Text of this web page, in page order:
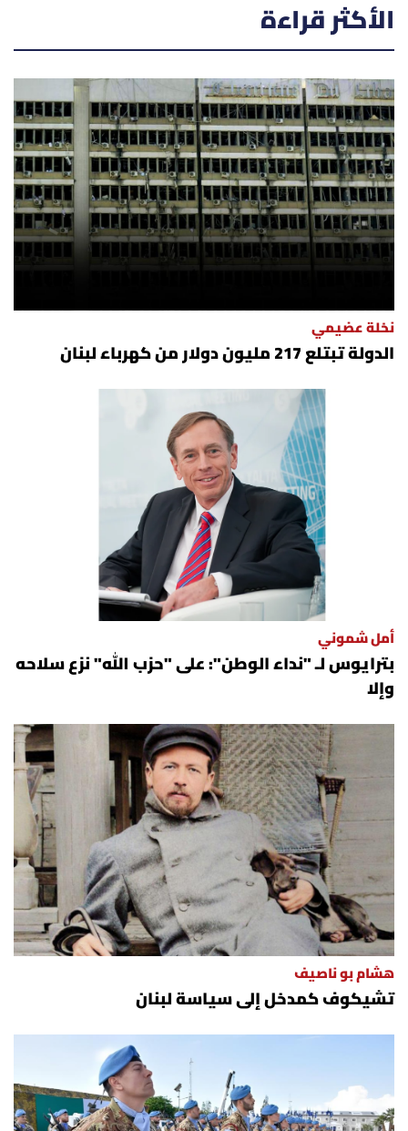
الأكثر قراءة
نخلة عضيمي
الدولة تبتلع 217 مليون دولار من كهرباء لبنان
أمل شموني
بترايوس لـ "نداء الوطن": على "حزب الله" نزع سلاحه
وإلا
هشام بو ناصيف
تشيكوف كمدخل إلى سياسة لبنان